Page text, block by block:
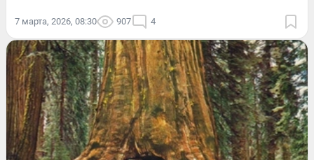
7 марта, 2026, 08:30 907 4